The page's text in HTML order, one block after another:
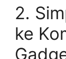
2.
ke